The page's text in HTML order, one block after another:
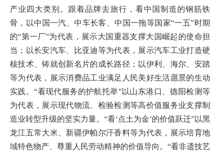
产业四大类别。跟着品牌去旅行，看中国制造的钢筋铁
骨，以中国一汽、中车长客、中国一拖等国家“一五”时期
的“第一厂”为代表，展示大国重器支撑大国崛起的使命担
当；以长安汽车、比亚迪等为代表，展示汽车工业打造硬
核技术、铸就创新名片的成长路径；以伊利、海尔、安踏
等为代表，展示消费品工业满足人民美好生活愿景的生动
实践。“看现代服务的护航托举”以山东港口、德阳检测等
为代表，展示现代物流、检验检测等高价值服务业支撑制
造业转型升级的坚实力量。“看‘点土为金’的价值跃迁”以黑
龙江五常大米、新疆伊帕尔汗香料等为代表，展示培育地
域特色物产、尊重人民劳动精神的价值导向。“看非遗技艺